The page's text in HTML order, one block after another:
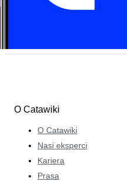
O Catawiki
O Catawiki
Nasi eksperci
Kariera
Prasa